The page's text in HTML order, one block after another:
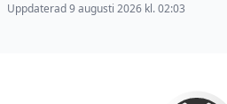
Uppdaterad 9 augusti 2026 kl. 02:03